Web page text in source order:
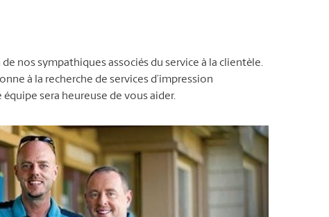
nos sympathiques associés du service à la clientèle.
à la recherche de services d’impression
sera heureuse de vous aider.